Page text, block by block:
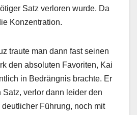
Satz verloren wurde. Da
Konzentration.
traute man dann fast seinen
den absoluten Favoriten, Kai
in Bedrängnis brachte. Er
verlor dann leider den
Führung, noch mit